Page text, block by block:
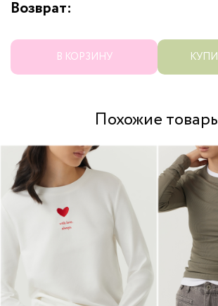
В КОРЗИНУ
Возврат:
Похожие